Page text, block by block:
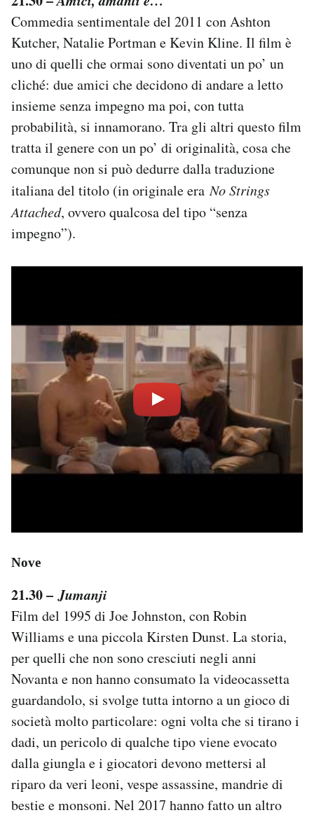
Commedia sentimentale del 2011 con Ashton
Kutcher, Natalie Portman e Kevin Kline. Il film è
uno di quelli che ormai sono diventati un po’ un
cliché: due amici che decidono di andare a letto
insieme senza impegno ma poi, con tutta
probabilità, si innamorano. Tra gli altri questo film
tratta il genere con un po’ di originalità, cosa che
comunque non si può dedurre dalla traduzione
italiana del titolo (in originale eraNo Strings
Attached, ovvero qualcosa del tipo “senza
impegno”).
Nove
21.30 –Jumanji
Film del 1995 di Joe Johnston, con Robin
Williams e una piccola Kirsten Dunst. La storia,
per quelli che non sono cresciuti negli anni
Novanta e non hanno consumato la videocassetta
guardandolo, si svolge tutta intorno a un gioco di
società molto particolare: ogni volta che si tirano i
dadi, un pericolo di qualche tipo viene evocato
dalla giungla e i giocatori devono mettersi al
riparo da veri leoni, vespe assassine, mandrie di
bestie e monsoni. Nel 2017 hanno fatto un altro